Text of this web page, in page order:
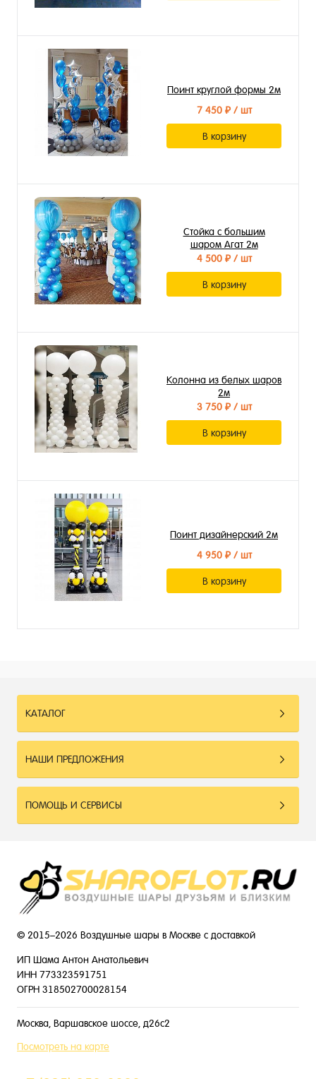
Поинт круглой формы 2м
7 450 ₽/ шт
В корзину
Стойка с большим
шаром Агат 2м
4 500 ₽/ шт
В корзину
Колонна из белых шаров
2м
3 750 ₽/ шт
В корзину
Поинт дизайнерский 2м
4 950 ₽/ шт
В корзину
КАТАЛОГ
НАШИ ПРЕДЛОЖЕНИЯ
ПОМОЩЬ И СЕРВИСЫ
© 2015–2026 Воздушные шары в Москве с доставкой
ИП Шама Антон Анатольевич
ИНН 773323591751
ОГРН 318502700028154
Москва, Варшавское шоссе, д26с2
Посмотреть на карте